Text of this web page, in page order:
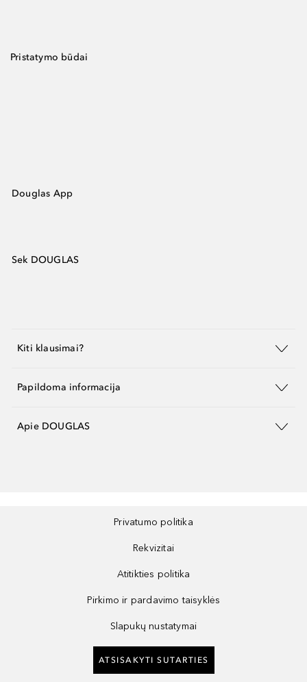
Pristatymo būdai
Douglas App
Sek DOUGLAS
Kiti klausimai?
Papildoma informacija
Apie DOUGLAS
Privatumo politika
Rekvizitai
Atitikties politika
Pirkimo ir pardavimo taisyklės
Slapukų nustatymai
ATSISAKYTI SUTARTIES